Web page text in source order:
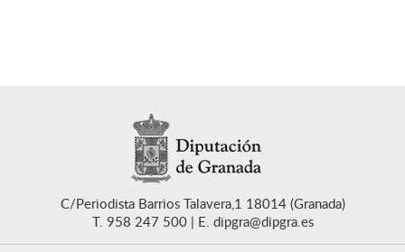
C/Periodista Barrios Talavera,1 18014 (Granada)
T. 958 247 500
E. dipgra@dipgra.es